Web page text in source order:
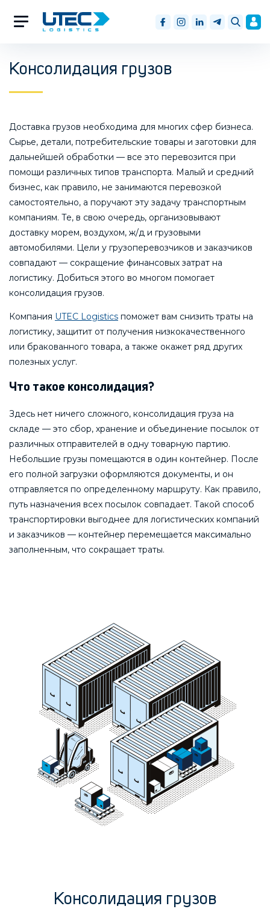
Консолидация грузов
Доставка грузов необходима для многих сфер бизнеса.
Сырье, детали, потребительские товары и заготовки для
дальнейшей обработки — все это перевозится при
помощи различных типов транспорта. Малый и средний
бизнес, как правило, не занимаются перевозкой
самостоятельно, а поручают эту задачу транспортным
компаниям. Те, в свою очередь, организовывают
доставку морем, воздухом, ж/д и грузовыми
автомобилями. Цели у грузоперевозчиков и заказчиков
совпадают — сокращение финансовых затрат на
логистику. Добиться этого во многом помогает
консолидация грузов.
Компания UTEC Logistics поможет вам снизить траты на
логистику, защитит от получения низкокачественного
или бракованного товара, а также окажет ряд других
полезных услуг.
Что такое консолидация?
Здесь нет ничего сложного, консолидация груза на
складе — это сбор, хранение и объединение посылок от
различных отправителей в одну товарную партию.
Небольшие грузы помещаются в один контейнер. После
его полной загрузки оформляются документы, и он
отправляется по определенному маршруту. Как правило,
путь назначения всех посылок совпадает. Такой способ
транспортировки выгоднее для логистических компаний
и заказчиков — контейнер перемещается максимально
заполненным, что сокращает траты.
Консолидация грузов